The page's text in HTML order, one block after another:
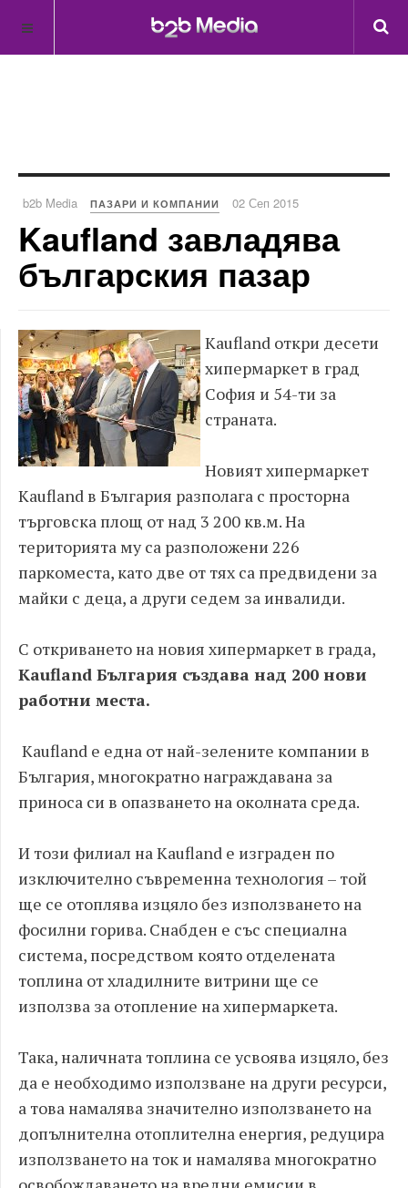
b2b Media ПАЗАРИ И КОМПАНИИ 02 Сеп 2015
Kaufland завладява
българския пазар
Kaufland откри десети
хипермаркет в град
София и 54-ти за
страната.
Новият хипермаркет
Kaufland в България разполага с просторна
търговска площ от над 3 200 кв.м. На
територията му са разположени 226
паркоместа, като две от тях са предвидени за
майки с деца, а други седем за инвалиди.
С откриването на новия хипермаркет в града,
Kaufland България създава над 200 нови
работни места.
Kaufland е една от най-зелените компании в
България, многократно награждавана за
приноса си в опазването на околната среда.
И този филиал на Kaufland е изграден по
изключително съвременна технология – той
ще се отоплява изцяло без използването на
фосилни горива. Снабден е със специална
система, посредством която отделената
топлина от хладилните витрини ще се
използва за отопление на хипермаркета.
Така, наличната топлина се усвоява изцяло, без
да е необходимо използване на други ресурси,
а това намалява значително използването на
допълнителна отоплителна енергия, редуцира
използването на ток и намалява многократно